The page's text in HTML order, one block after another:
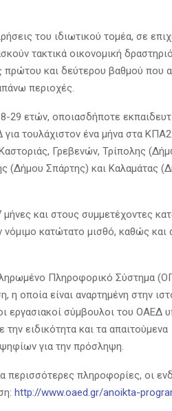
του ιδιωτικού τομέα, σε
τακτικά οικονομική
πρώτου και δεύτερου βαθμού που
περιοχές.
29 ετών, οποιασδήποτε
τουλάχιστον ένα μήνα στα
Γρεβενών, Τρίπολης
(Δήμου Σπάρτης) και Καλαμάτας
και στους συμμετέχοντες
κατώτατο μισθό, καθώς
Πληροφορικό Σύστημα
η οποία είναι αναρτημένη στην
εργασιακοί σύμβουλοι του ΟΑΕΔ
ειδικότητα και τα
για την πρόσληψη.
περισσότερες πληροφορίες, οι
http://www.oaed.gr/anoikta-